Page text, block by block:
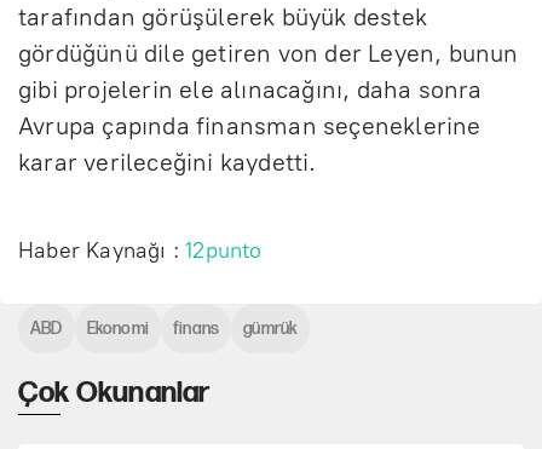
tarafından görüşülerek büyük destek
gördüğünü dile getiren von der Leyen, bunun
gibi projelerin ele alınacağını, daha sonra
Avrupa çapında finansman seçeneklerine
karar verileceğini kaydetti.
Haber Kaynağı :12punto
Çok Okunanlar
ABD Ekonomi finans gümrük